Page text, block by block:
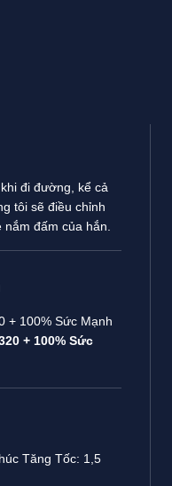
đi đường, kể cả
tôi sẽ điều chỉnh
đấm của hắn.
+ 100% Sức Mạnh
+ 100% Sức
Tăng Tốc: 1,5